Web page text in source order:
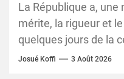
La République a, une
mérite, la rigueur et
quelques jours de la
anniversaire...
Josué Koffi 3 Août 2026